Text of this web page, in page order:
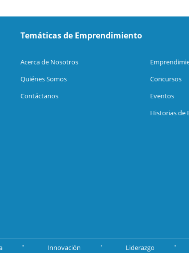
Temáticas de Emprendimiento
Acerca de Nosotros
Quiénes Somos
Contáctanos
Concursos
Eventos
Historias de
Innovación Liderazgo